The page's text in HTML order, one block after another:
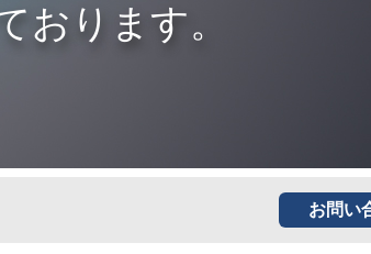
おります。
お問い